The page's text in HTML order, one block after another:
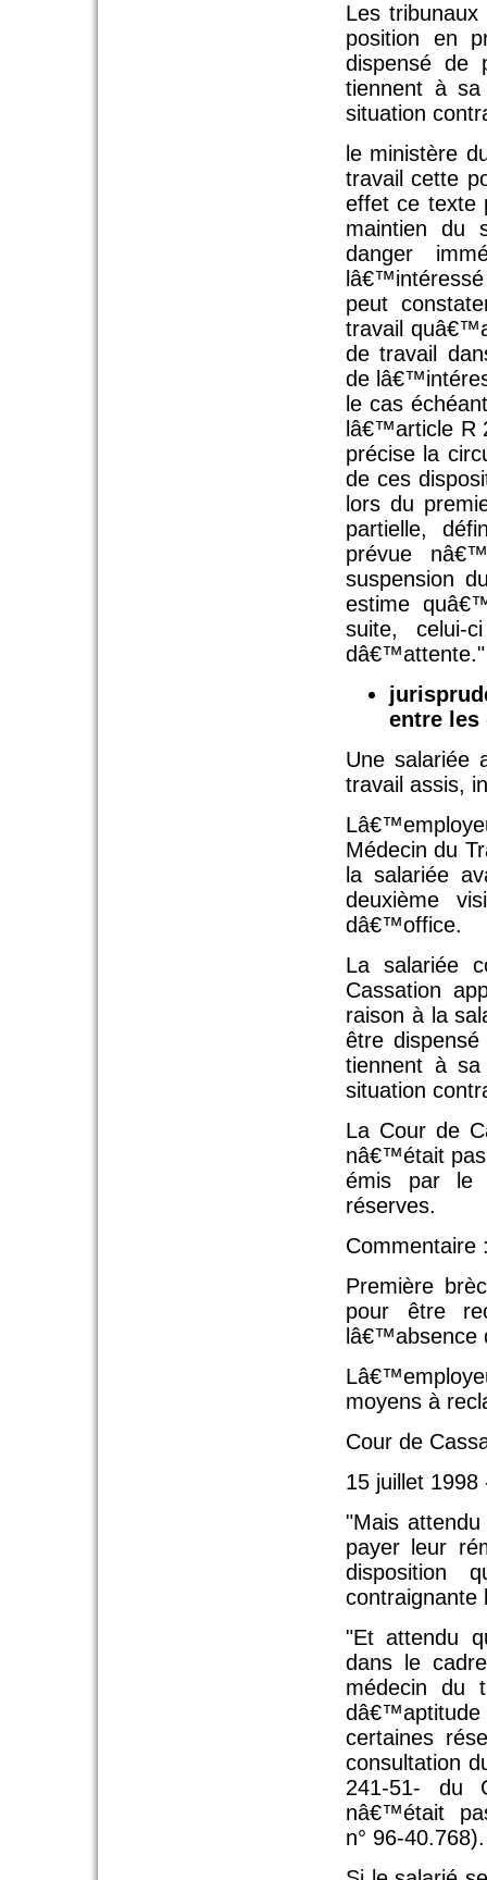
Les
position en
dispensé de
tiennent à
situation
le ministère
travail cette
effet ce texte
maintien du
danger
peut
travail
de travail
de
le cas
lâ€™article R
précise la
de ces
lors du
partielle,
prévue
suspension
estime
suite, celui-
dâ€™attente."
entre les
Une salariée
travail assis,
Médecin du
la salariée
deuxième
dâ€™office.
La salariée
Cassation
raison à la
être
tiennent à
situation
La Cour de
nâ€™était
émis par le
réserves.
Commentaire
Première
pour être
lâ€™absence
moyens à
Cour de
15 juillet 1998
"Mais
payer leur
disposition
"Et attendu
dans le
médecin du
certaines
consultation
241-51- du
nâ€™était
n° 96-40.768).